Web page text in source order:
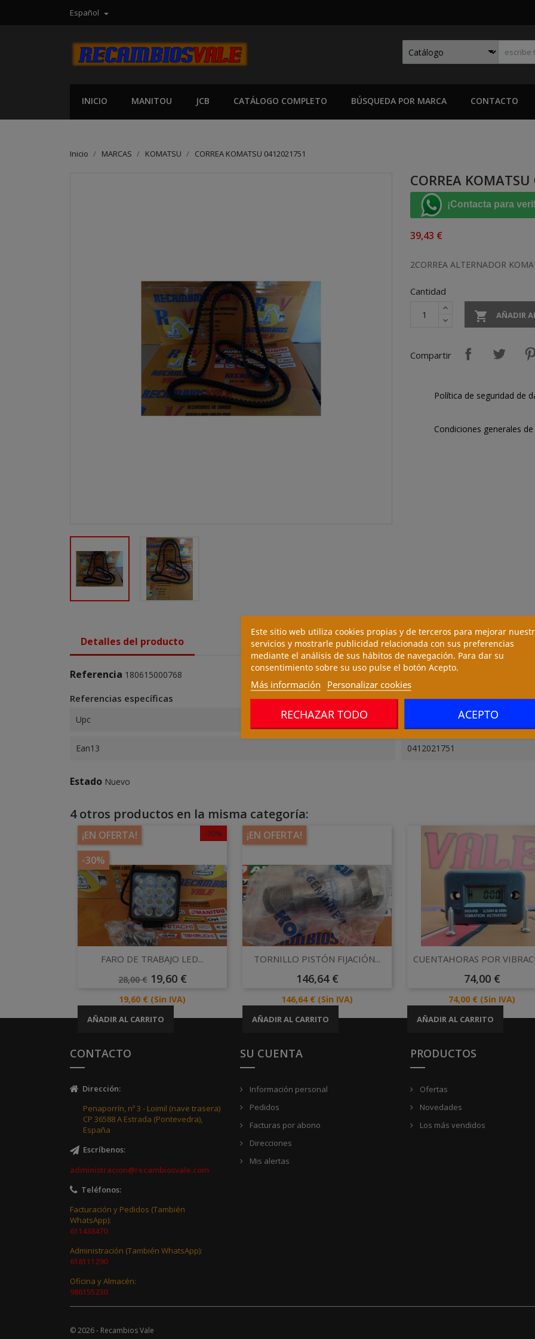
Español 
INICIO MANITOU JCB CATÁLOGO COMPLETO BÚSQUEDA POR MARCA CONTACTO
Inicio MARCAS KOMATSU CORREA KOMATSU 0412021751
CORREA
¡Contacta para
39,43 €
2CORREA ALTERNADOR
Cantidad
 AÑADIR
Compartir
Política de seguridad de
Condiciones generales
Detalles del producto
Referencia 180615000768
Referencias específicas
Upc
Ean13 0412021751
Estado Nuevo
4 otros productos en la misma categoría:
-30%
¡EN OFERTA!
-30%
Vista rápida
FARO DE TRABAJO LED...
Precio
28,00 € Precio
19,60 €
Precio
19,60 € (Sin IVA)
AÑADIR AL CARRITO
¡EN OFERTA!
Vista rápida
TORNILLO PISTÓN FIJACIÓN...
Precio
146,64 €
Precio
146,64 € (Sin IVA)
AÑADIR AL CARRITO
Vista rápida
CUENTAHORAS POR
Precio
74,00 €
Precio
74,00 € (Sin IVA)
AÑADIR AL CARRITO
CONTACTO
Dirección:
Penaporrín, nº 3 - Loimil (nave trasera)
CP 36588 A Estrada (Pontevedra),
España
Escríbenos:
administracion@recambiosvale.com
Teléfonos:
Facturación y Pedidos (También
WhatsApp):
611438470
Administración (También WhatsApp):
618111290
Oficina y Almacén:
986155230
SU CUENTA
Información personal
Pedidos
Facturas por abono
Direcciones
Mis alertas
PRODUCTOS
Ofertas
Novedades
Los más vendidos
Este sitio web utiliza cookies propias y de terceros para mejorar
servicios y mostrarle publicidad relacionada con sus preferencias
mediante el análisis de sus hábitos de navegación. Para dar su
consentimiento sobre su uso pulse el botón Acepto.
Más información Personalizar cookies
RECHAZAR TODO ACEPTO
© 2026 - Recambios Vale